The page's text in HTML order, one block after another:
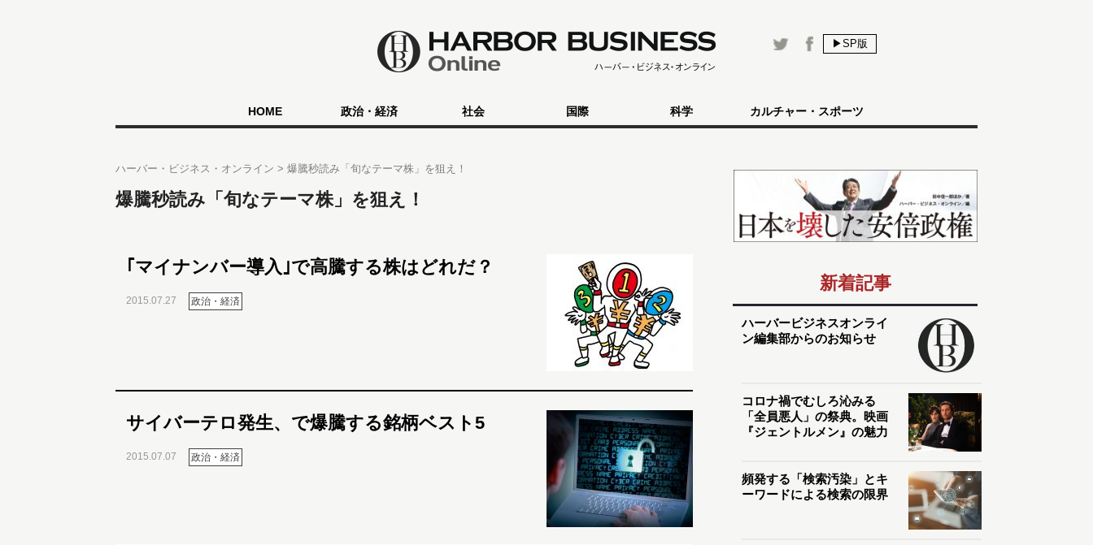
▶SP版
HOME 政治・経済 社会 国際 科学 カルチャー・スポーツ
ハーバー・ビジネス・オンライン 爆騰秒読み「旬なテーマ株」を狙え！
爆騰秒読み「旬なテーマ株」を狙え！
｢マイナンバー導入｣で高騰する株はどれだ？
2015.07.27 政治・経済
サイバーテロ発生、で爆騰する銘柄ベスト5
2015.07.07 政治・経済
新着記事
ハーバービジネスオンライ
ン編集部からのお知らせ
コロナ禍でむしろ沁みる
「全員悪人」の祭典。映画
『ジェントルメン』の魅力
頻発する「検索汚染」とキ
ーワードによる検索の限界